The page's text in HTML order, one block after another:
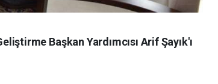
Başkan Yardımcısı Arif Şayık'ı